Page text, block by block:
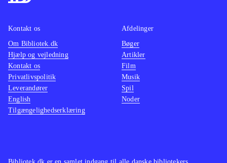
Kontakt os
Om Bibliotek.dk
Hjælp og vejledning
Kontakt os
Privatlivspolitik
Leverandører
English
Tilgængelighedserklæring
Afdelinger
Bøger
Artikler
Film
Musik
Spil
Noder